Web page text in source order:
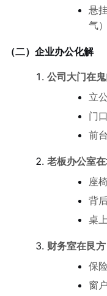
悬
气）
（二）企业办公化解
公司大门在
立
门
前
老板办公室
座
背
桌
财务室在艮方
保
窗